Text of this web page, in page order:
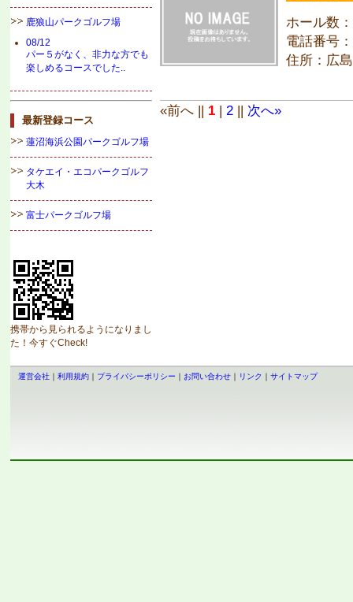
鹿狼山パークゴルフ場
08/12
パー５がなく、非力な方でも
楽しめるコースでした..
最新登録コース
蓮沼海浜公園パークゴルフ場
タケエイ・エコパークゴルフ
大木
富士パークゴルフ場
携帯から見られるようになりまし
た！今すぐCheck!
ホール数
電話番号
住所：広
«前へ || 1| 2|| 次へ»
運営会社｜ 利用規約｜ プライバシーポリシー ｜ お問い合わせ｜ リンク ｜ サイトマップ